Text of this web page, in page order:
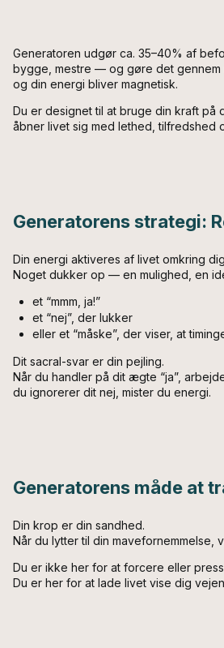
Generatoren udgør ca. 35–40% af
bygge, mestre — og gøre det gennem
og din energi bliver magnetisk.
Du er designet til at bruge din kraft på
åbner livet sig med lethed, tilfredshed
Generatorens strategi:
Din energi aktiveres af livet omkring
Noget dukker op — en mulighed, en
et “mmm, ja!”
et “nej”, der lukker
eller et “måske”, der viser, at
Dit sacral-svar er din pejling.
Når du handler på dit ægte “ja”,
du ignorerer dit nej, mister du energi.
Generatorens måde at
Din krop er din sandhed.
Når du lytter til din
Du er ikke her for at forcere eller
Du er her for at lade livet vise dig